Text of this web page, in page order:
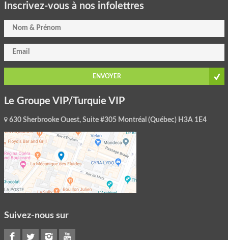
Inscrivez-vous à nos infolettres
ENVOYER
Le Groupe VIP/Turquie VIP
630 Sherbrooke Ouest, Suite #305 Montréal (Québec) H3A 1E4
Suivez-nous sur